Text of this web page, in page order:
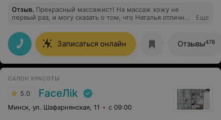
Отзыв. Прекрасный массажист! На массаж хожу не
первый раз, и могу сказать о том, что Наталья отлично
консультация - все четко, конкретно, без воды.
Спасибо ей большое
Еще
Записаться онлайн Отзывы478
САЛОН КРАСОТЫ
5.0 FaceЛik
Минск, ул. Шафарнянская, 11 с 09:00